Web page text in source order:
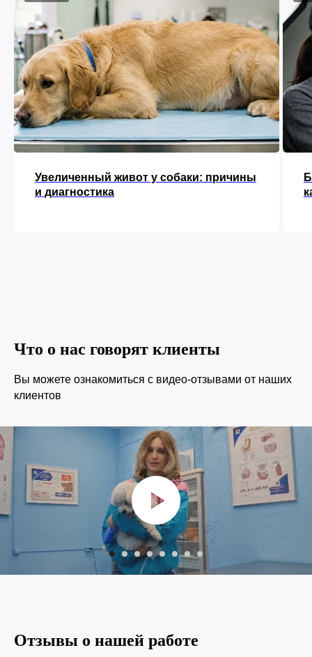
Увеличенный живот у собаки: причины
и диагностика
Что о нас говорят клиенты
Вы можете ознакомиться с видео-отзывами от наших
клиентов
Отзывы о нашей работе